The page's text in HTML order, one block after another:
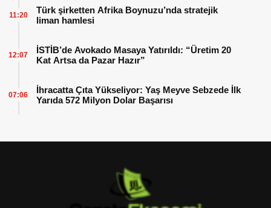
Türk şirketten Afrika Boynuzu’nda stratejik
liman hamlesi
11:20
İSTİB’de Avokado Masaya Yatırıldı: “Üretim 20
Kat Artsa da Pazar Hazır”
12:07
İhracatta Çıta Yükseliyor: Yaş Meyve Sebzede İlk
Yarıda 572 Milyon Dolar Başarısı
07:06